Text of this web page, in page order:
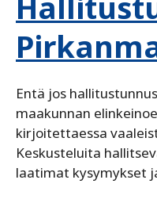
Entä jos
maakunnan
kirjoitettaessa
Keskusteluita
laatimat kysymykset